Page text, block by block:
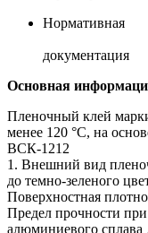
Нормативная
документация
Основная
Пленочный клей
менее 120 °С, на
ВСК-1212
1. Внешний вид
до темно-зеленого
Поверхностная
Предел прочности
алюминиевого